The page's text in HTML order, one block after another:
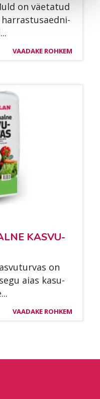
on väe­ta­tud
VAADAKE ROHKEM
KAS­VU­
on
aias ka­su­
VAADAKE ROHKEM